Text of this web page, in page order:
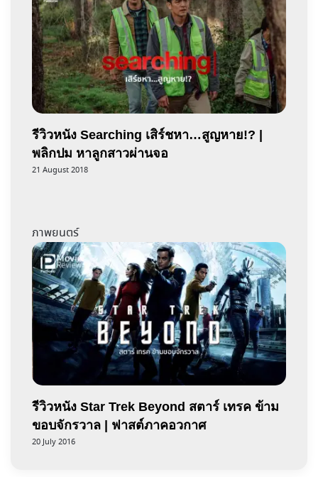
รีวิวหนัง Searching เสิร์ชหา…สูญหาย!? |
พลิกปม หาลูกสาวผ่านจอ
21 August 2018
ภาพยนตร์
รีวิวหนัง Star Trek Beyond สตาร์ เทรค ข้าม
ขอบจักรวาล | ฟาสต์ภาคอวกาศ
20 July 2016